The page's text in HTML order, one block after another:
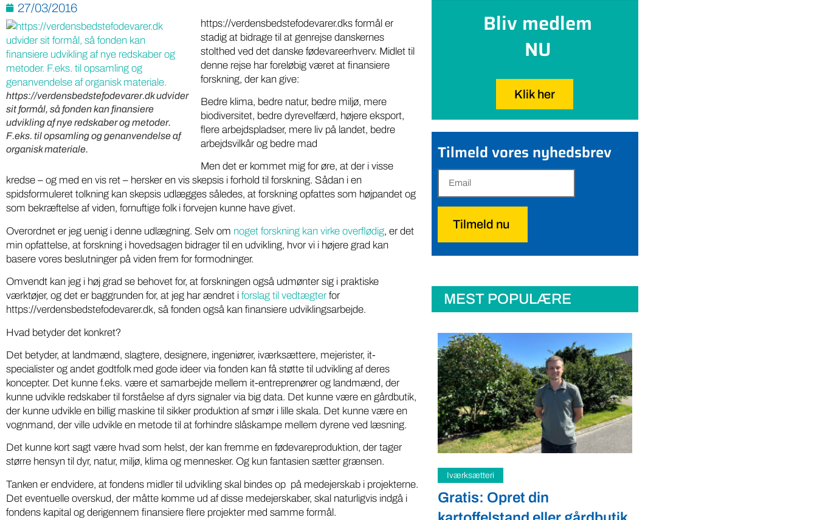
27/03/2016
https://verdensbedstefodevarer.dk udvider
sit formål, så fonden kan finansiere
udvikling af nye redskaber og metoder.
F.eks. til opsamling og genanvendelse af
organisk materiale.
https://verdensbedstefodevarer.dks formål er
stadig at bidrage til at genrejse danskernes
stolthed ved det danske fødevareerhverv. Midlet til
denne rejse har foreløbig været at finansiere
forskning, der kan give:
Bedre klima, bedre natur, bedre miljø, mere
biodiversitet, bedre dyrevelfærd, højere eksport,
flere arbejdspladser, mere liv på landet, bedre
arbejdsvilkår og bedre mad
Men det er kommet mig for øre, at der i visse
kredse – og med en vis ret – hersker en vis skepsis i forhold til forskning. Sådan i en
spidsformuleret tolkning kan skepsis udlægges således, at forskning opfattes som højpandet og
som bekræftelse af viden, fornuftige folk i forvejen kunne have givet.
Overordnet er jeg uenig i denne udlægning. Selv om noget forskning kan virke overflødig, er det
min opfattelse, at forskning i hovedsagen bidrager til en udvikling, hvor vi i højere grad kan
basere vores beslutninger på viden frem for formodninger.
Omvendt kan jeg i høj grad se behovet for, at forskningen også udmønter sig i praktiske
værktøjer, og det er baggrunden for, at jeg har ændret i forslag til vedtægter for
https://verdensbedstefodevarer.dk, så fonden også kan finansiere udviklingsarbejde.
Hvad betyder det konkret?
Det betyder, at landmænd, slagtere, designere, ingeniører, iværksættere, mejerister, it-
specialister og andet godtfolk med gode ideer via fonden kan få støtte til udvikling af deres
koncepter. Det kunne f.eks. være et samarbejde mellem it-entreprenører og landmænd, der
kunne udvikle redskaber til forståelse af dyrs signaler via big data. Det kunne være en gårdbutik,
der kunne udvikle en billig maskine til sikker produktion af smør i lille skala. Det kunne være en
vognmand, der ville udvikle en metode til at forhindre slåskampe mellem dyrene ved læsning.
Det kunne kort sagt være hvad som helst, der kan fremme en fødevareproduktion, der tager
større hensyn til dyr, natur, miljø, klima og mennesker. Og kun fantasien sætter grænsen.
Tanken er endvidere, at fondens midler til udvikling skal bindes op på medejerskab i projekterne.
Det eventuelle overskud, der måtte komme ud af disse medejerskaber, skal naturligvis indgå i
fondens kapital og derigennem finansiere flere projekter med samme formål.
Bliv medlem
NU
Klik her
Tilmeld vores nyhedsbrev
Tilmeld nu
MEST POPULÆRE
DR podcasts om pesticider
Gratis: Opret din
Samfund
Fredspligt giver landmænd